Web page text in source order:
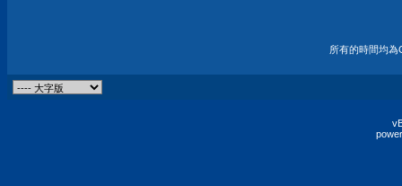
所有的時間均為